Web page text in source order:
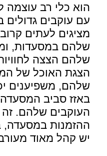
הוא כלי רב עוצמה
עם עוקבים
מציגים לעתים
שלהם במסעדות,
שלהם הצצה
הצגת האוכל של
שלהם, משפיענים
באזז סביב המסעדה
העוקבים שלהם. זה
ההזמנות במסעדה,
יש קהל מאוד